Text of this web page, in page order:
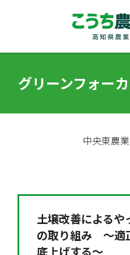
グリーンフォー
中央東農
土壌改善による
の取り組み ～適
底上げする～